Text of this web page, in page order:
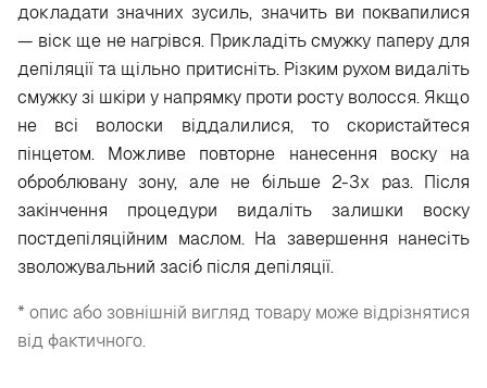
докладати значних зусиль, значить ви поквапилися
— віск ще не нагрівся. Прикладіть смужку паперу для
депіляції та щільно притисніть. Різким рухом видаліть
смужку зі шкіри у напрямку проти росту волосся. Якщо
не всі волоски віддалилися, то скористайтеся
пінцетом. Можливе повторне нанесення воску на
оброблювану зону, але не більше 2-3х раз. Після
закінчення процедури видаліть залишки воску
постдепіляційним маслом. На завершення нанесіть
зволожувальний засіб після депіляції.
* опис або зовнішній вигляд товару може відрізнятися
від фактичного.